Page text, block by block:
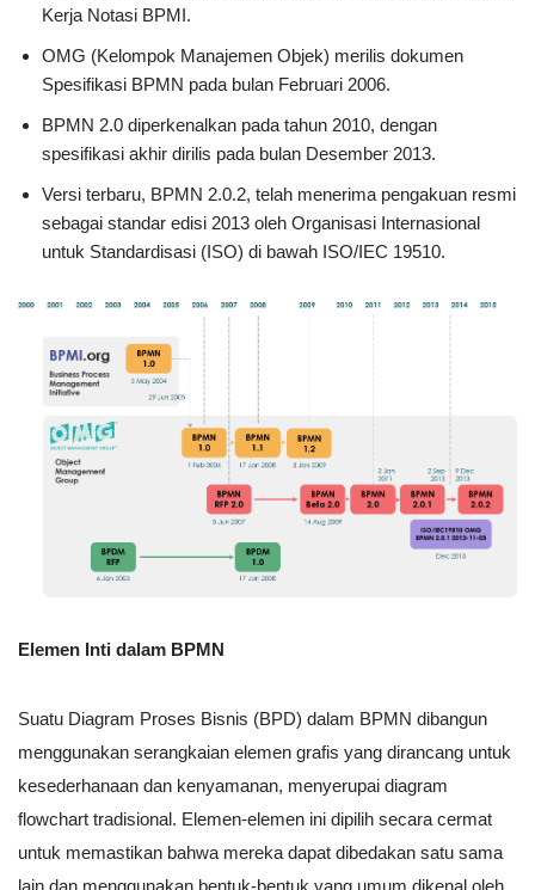
Kerja Notasi BPMI.
OMG (Kelompok Manajemen Objek) merilis dokumen
Spesifikasi BPMN pada bulan Februari 2006.
BPMN 2.0 diperkenalkan pada tahun 2010, dengan
spesifikasi akhir dirilis pada bulan Desember 2013.
Versi terbaru, BPMN 2.0.2, telah menerima pengakuan resmi
sebagai standar edisi 2013 oleh Organisasi Internasional
untuk Standardisasi (ISO) di bawah ISO/IEC 19510.
Elemen Inti dalam BPMN
Suatu Diagram Proses Bisnis (BPD) dalam BPMN dibangun
menggunakan serangkaian elemen grafis yang dirancang untuk
kesederhanaan dan kenyamanan, menyerupai diagram
flowchart tradisional. Elemen-elemen ini dipilih secara cermat
untuk memastikan bahwa mereka dapat dibedakan satu sama